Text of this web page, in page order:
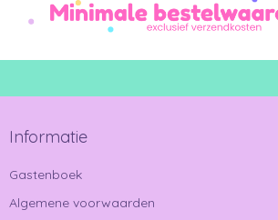
Informatie
Gastenboek
Algemene voorwaarden